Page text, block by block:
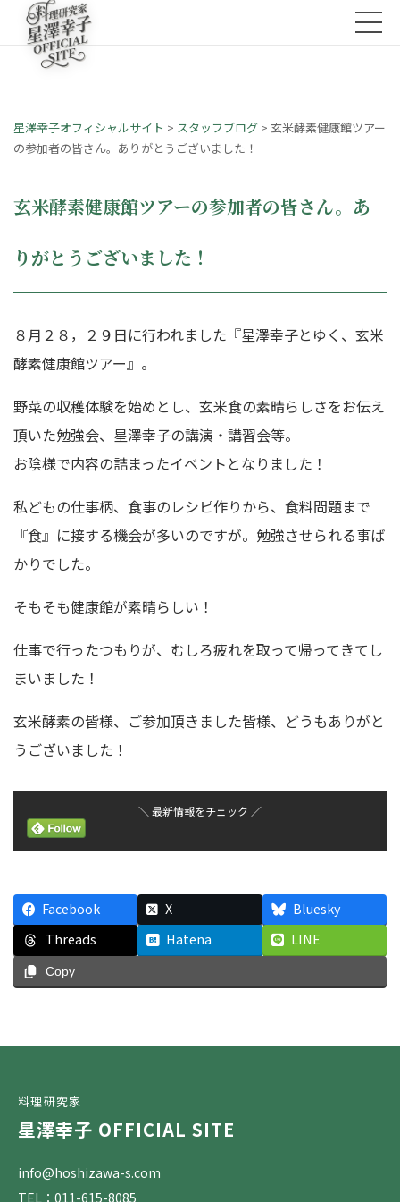
星澤幸子オフィシャルサイト > スタッフブログ > 玄米酵素健康館ツアー
の参加者の皆さん。ありがとうございました！
玄米酵素健康館ツアーの参加者の皆さん。あ
りがとうございました！
８月２８，２９日に行われました『星澤幸子とゆく、玄米
酵素健康館ツアー』。
野菜の収穫体験を始めとし、玄米食の素晴らしさをお伝え
頂いた勉強会、星澤幸子の講演・講習会等。
お陰様で内容の詰まったイベントとなりました！
私どもの仕事柄、食事のレシピ作りから、食料問題まで
『食』に接する機会が多いのですが。勉強させられる事ば
かりでした。
そもそも健康館が素晴らしい！
仕事で行ったつもりが、むしろ疲れを取って帰ってきてし
まいました！
玄米酵素の皆様、ご参加頂きました皆様、どうもありがと
うございました！
＼ 最新情報をチェック ／
Facebook X
Bluesky
Threads
Hatena LINE
Copy
料理研究家
星澤幸子 OFFICIAL SITE
info@hoshizawa-s.com
TEL：011-615-8085